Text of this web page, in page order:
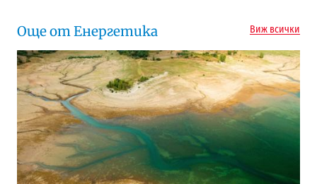
Още от Енергетика Виж всички